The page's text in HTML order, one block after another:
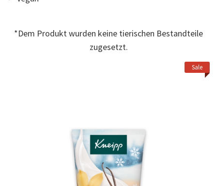
Sale
*Dem Produkt wurden keine tierischen Bestandteile
zugesetzt.